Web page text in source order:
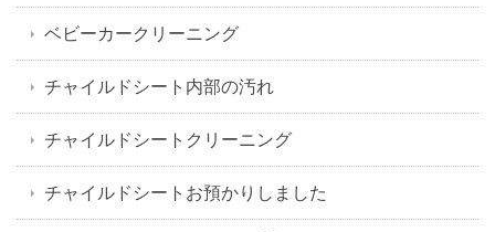
ベビーカークリーニング
チャイルドシート内部の汚れ
チャイルドシートクリーニング
チャイルドシートお預かりしました